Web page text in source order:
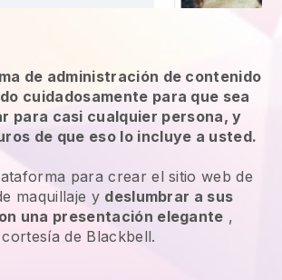
de administración de contenido
cuidadosamente para que sea
para casi cualquier persona, y
de que eso lo incluye a usted.
para crear el sitio web de
maquillaje y deslumbrar a sus
una presentación elegante ,
cortesía de Blackbell.